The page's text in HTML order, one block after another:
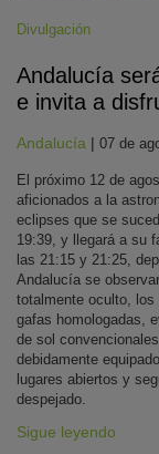
Divulgación
Andalucía
e invita a
Andalucía | 07 de
El próximo 12 de
aficionados a la
eclipses que se
19:39, y llegará a su
las 21:15 y 21:25,
Andalucía se
totalmente oculto, los
gafas homologadas,
de sol
debidamente
lugares abiertos y
despejado.
Sigue leyendo